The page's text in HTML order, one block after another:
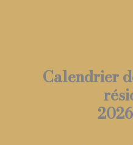
Calendrier